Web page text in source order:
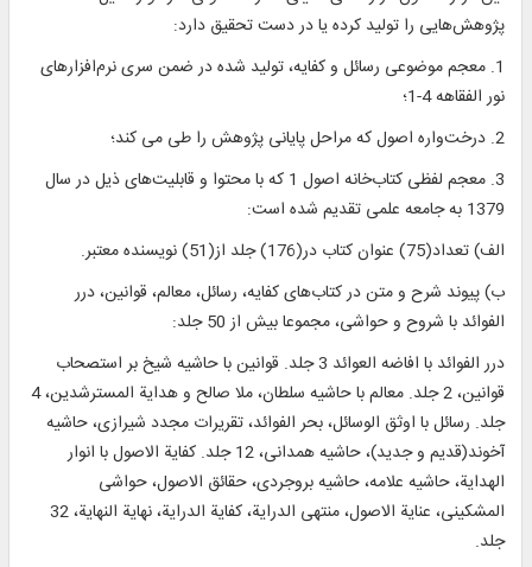
پژوهش‌هایی را تولید کرده یا در دست تحقیق دارد:
1. معجم موضوعی رسائل و کفایه، تولید شده در ضمن سری نرم‌افزارهای
نور الفقاهه 4-1؛
2. درخت‌واره اصول که مراحل پایانی پژوهش را طی می کند؛
3. معجم لفظی کتاب‌خانه اصول 1 که با محتوا و قابلیت‌های ذیل در سال
1379 به جامعه علمی تقدیم شده است:
الف) تعداد(75) عنوان کتاب در(176) جلد از(51) نویسنده معتبر.
ب) پیوند شرح و متن در کتاب‌های کفایه، رسائل، معالم، قوانین، درر
الفوائد با شروح و حواشی، مجموعا بیش از 50 جلد:
درر الفوائد با افاضه العوائد 3 جلد. قوانین با حاشیه شیخ بر استصحاب
قوانین، 2 جلد. معالم با حاشیه سلطان، ملا صالح و هدایة المسترشدین، 4
جلد. رسائل با اوثق الوسائل، بحر الفوائد، تقریرات مجدد شیرازی، حاشیه
آخوند(قدیم و جدید)، حاشیه همدانی، 12 جلد. کفایة الاصول با انوار
الهدایة، حاشیه علامه، حاشیه بروجردی، حقائق الاصول، حواشی
المشکینی، عنایة الاصول، منتهی الدرایة، کفایة الدرایة، نهایة النهایة، 32
جلد.